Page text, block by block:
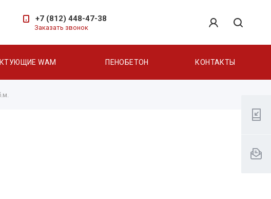
+7 (812) 448-47-38
Заказать звонок
WAM ПЕНОБЕТОН КОНТАКТЫ